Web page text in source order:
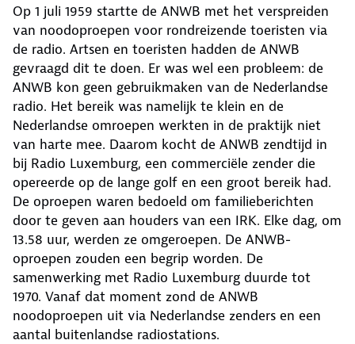
Op 1 juli 1959 startte de ANWB met het verspreiden
van noodoproepen voor rondreizende toeristen via
de radio. Artsen en toeristen hadden de ANWB
gevraagd dit te doen. Er was wel een probleem: de
ANWB kon geen gebruikmaken van de Nederlandse
radio. Het bereik was namelijk te klein en de
Nederlandse omroepen werkten in de praktijk niet
van harte mee. Daarom kocht de ANWB zendtijd in
bij Radio Luxemburg, een commerciële zender die
opereerde op de lange golf en een groot bereik had.
De oproepen waren bedoeld om familieberichten
door te geven aan houders van een IRK. Elke dag, om
13.58 uur, werden ze omgeroepen. De ANWB-
oproepen zouden een begrip worden. De
samenwerking met Radio Luxemburg duurde tot
1970. Vanaf dat moment zond de ANWB
noodoproepen uit via Nederlandse zenders en een
aantal buitenlandse radiostations.